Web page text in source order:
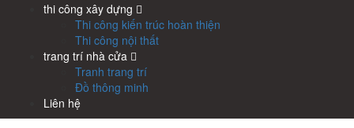
thi công xây dựng
Thi công kiến trúc hoàn thiện
Thi công nội thất
trang trí nhà cửa
Tranh trang trí
Đồ thông minh
Liên hệ